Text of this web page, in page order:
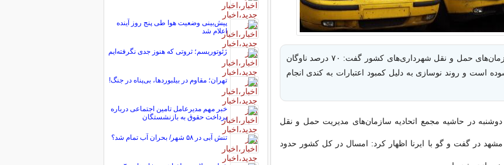
مدیرعامل اتحادیه سازمان‌های حمل و نقل شهرداری‌های کشور گفت: ۷۰ درصد ناوگان
است و روند نوسازی به دلیل کمبود اعتبارات به کندی انجام
در حاشیه مجمع اتحادیه سازمان‌های مدیریت حمل و نقل
در گفت و گو با ایرنا اظهار کرد: امسال در کل کشور حدود
پیش‌بینی وضعیت هوا طی پنج روز آینده
اعلام شد
ژئوتوریسم؛ ثروتی که هنوز جدی نگرفته‌ایم
تهران؛ مقاوم در بیلبوردها، بی‌پناه در جنگ!
خبر مهم مدیرعامل تامین اجتماعی درباره
پرداخت حقوق به بازنشستگان
تنش آبی در ۵۸ شهر/ بحران آب تمام شد؟